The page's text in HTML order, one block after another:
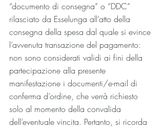
“documento di consegna” o “DDC”
rilasciato da Esselunga all’atto della
consegna della spesa dal quale si evince
l’avvenuta transazione del pagamento:
non sono considerati validi ai fini della
partecipazione alla presente
manifestazione i documenti/e-mail di
conferma d’ordine, che verrà richiesto
solo al momento della convalida
dell’eventuale vincita. Pertanto, si ricorda